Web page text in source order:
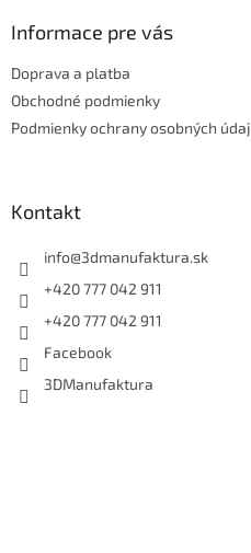
Informace pre vás
Doprava a platba
Obchodné podmienky
Podmienky ochrany osobných
Kontakt
info@3dmanufaktura.sk
+420 777 042 911
+420 777 042 911
Facebook
3DManufaktura